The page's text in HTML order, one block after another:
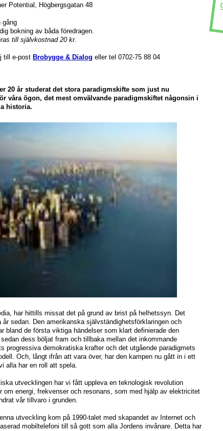
Potential, Högbergsgatan 48
gång
bokning av båda föredragen.
till självkostnad 20 kr.
till e-post Brobygge & Dialog eller tel 0702-75 88 04
20 år studerat det stora paradigmskifte som just nu
våra ögon, det mest omvälvande paradigmskiftet någonsin i
historia.
har hittills missat det på grund av brist på helhetssyn. Det
år sedan. Den amerikanska självständighetsförklaringen och
bland de första viktiga händelser som klart definierade den
dess böljat fram och tillbaka mellan det inkommande
progressiva demokratiska krafter och det utgående paradigmets
Och, långt ifrån att vara över, har den kampen nu gått in i ett
alla har en roll att spela.
utvecklingen har vi fått uppleva en teknologisk revolution
om energi, frekvenser och resonans, som med hjälp av elektricitet
vår tillvaro i grunden.
utveckling kom på 1990-talet med skapandet av Internet och
mobiltelefoni till så gott som alla Jordens invånare. Detta har